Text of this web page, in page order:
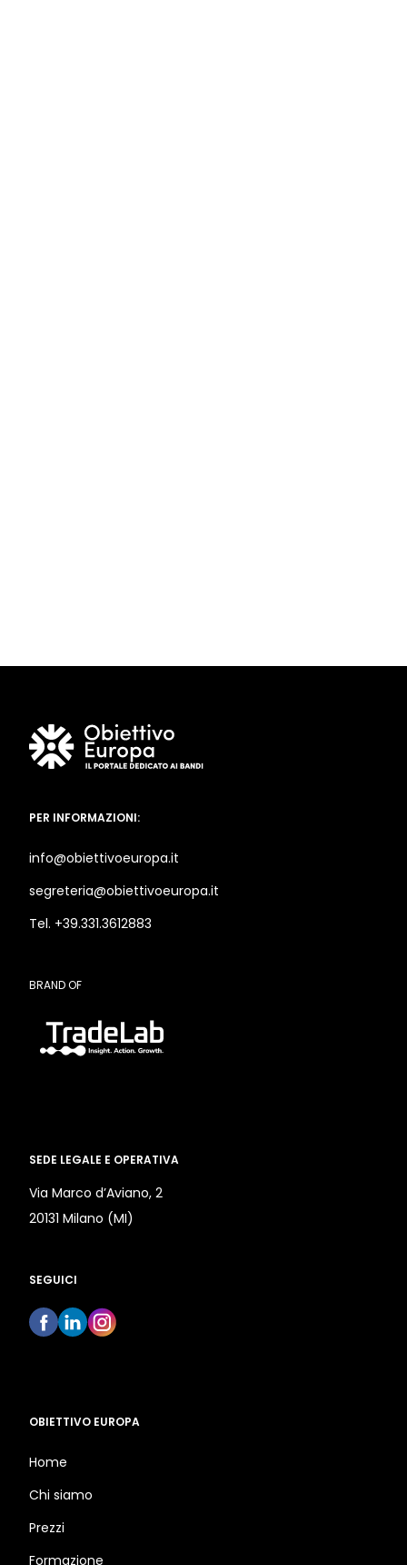
PER INFORMAZIONI:
info@obiettivoeuropa.it
segreteria@obiettivoeuropa.it
Tel. +39.331.3612883
BRAND OF
SEDE LEGALE E OPERATIVA
Via Marco d’Aviano, 2
20131 Milano (MI)
SEGUICI
OBIETTIVO EUROPA
Home
Chi siamo
Prezzi
Formazione